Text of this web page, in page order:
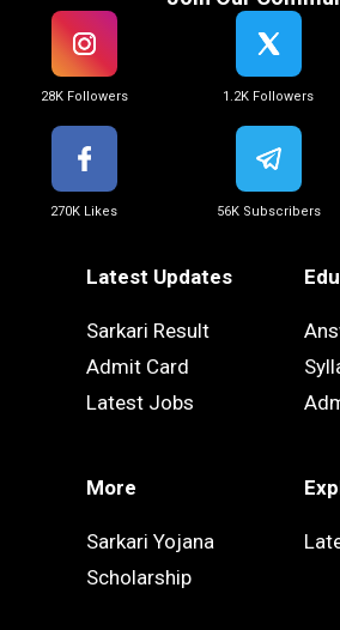
28K Followers 1.2K Followers
270K Likes 56K Subscribers
Latest Updates
Sarkari Result
Admit Card
Latest Jobs
More
Sarkari Yojana
Scholarship